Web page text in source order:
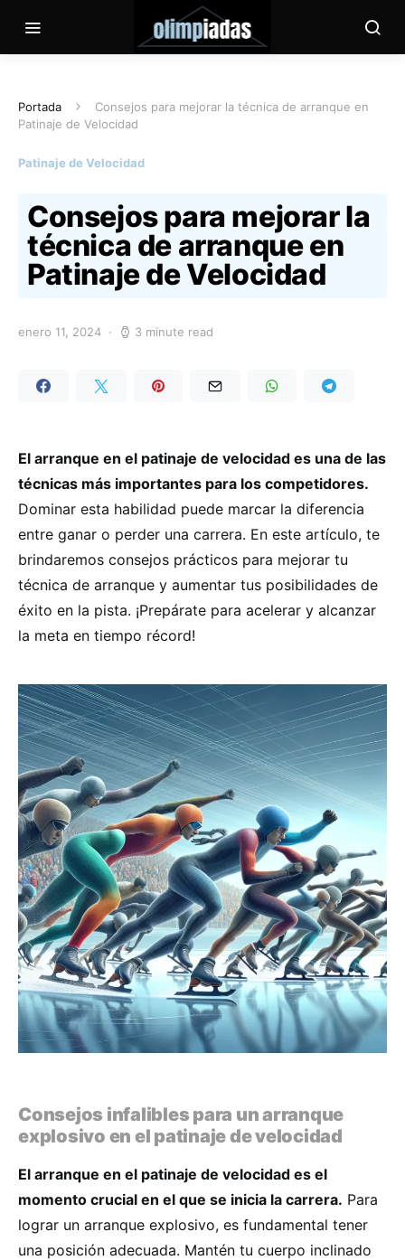
Portada
Consejos para mejorar la técnica de arranque en
Patinaje de Velocidad
Patinaje de Velocidad
Consejos para mejorar la
técnica de arranque en
Patinaje de Velocidad
enero 11, 2024 3 minute read
El arranque en el patinaje de velocidad es una de las
técnicas más importantes para los competidores.
Dominar esta habilidad puede marcar la diferencia
entre ganar o perder una carrera. En este artículo, te
brindaremos consejos prácticos para mejorar tu
técnica de arranque y aumentar tus posibilidades de
éxito en la pista. ¡Prepárate para acelerar y alcanzar
la meta en tiempo récord!
Consejos infalibles para un arranque
explosivo en el patinaje de velocidad
El arranque en el patinaje de velocidad es el
momento crucial en el que se inicia la carrera. Para
lograr un arranque explosivo, es fundamental tener
una posición adecuada. Mantén tu cuerpo inclinado